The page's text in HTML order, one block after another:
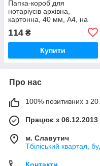
Папка-короб для
нотаріусів архівна,
картонна, 40 мм, А4, на
резинці, КРАФТ-покриття,
з титулкою
114 ₴
Купити
Про нас
100% позитивних з 207
Працює з 06.12.2013
м. Славутич
Тбіліський квартал,